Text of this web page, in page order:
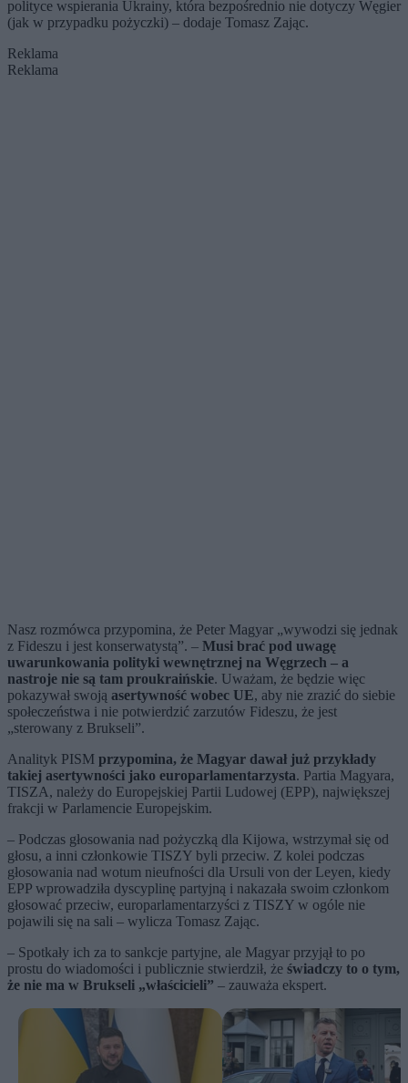
polityce wspierania Ukrainy, która bezpośrednio nie dotyczy Węgier
(jak w przypadku pożyczki) – dodaje Tomasz Zając.
Reklama
Reklama
Nasz rozmówca przypomina, że Peter Magyar „wywodzi się jednak
z Fideszu i jest konserwatystą”. – Musi brać pod uwagę
uwarunkowania polityki wewnętrznej na Węgrzech – a
nastroje nie są tam proukraińskie. Uważam, że będzie więc
pokazywał swoją asertywność wobec UE, aby nie zrazić do siebie
społeczeństwa i nie potwierdzić zarzutów Fideszu, że jest
„sterowany z Brukseli”.
Analityk PISM przypomina, że Magyar dawał już przykłady
takiej asertywności jako europarlamentarzysta. Partia Magyara,
TISZA, należy do Europejskiej Partii Ludowej (EPP), największej
frakcji w Parlamencie Europejskim.
– Podczas głosowania nad pożyczką dla Kijowa, wstrzymał się od
głosu, a inni członkowie TISZY byli przeciw. Z kolei podczas
głosowania nad wotum nieufności dla Ursuli von der Leyen, kiedy
EPP wprowadziła dyscyplinę partyjną i nakazała swoim członkom
głosować przeciw, europarlamentarzyści z TISZY w ogóle nie
pojawili się na sali – wylicza Tomasz Zając.
– Spotkały ich za to sankcje partyjne, ale Magyar przyjął to po
prostu do wiadomości i publicznie stwierdził, że świadczy to o tym,
że nie ma w Brukseli „właścicieli” – zauważa ekspert.